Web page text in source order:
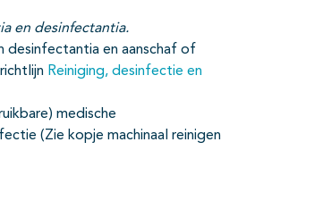
en desinfectantia.
desinfectantia en aanschaf of
Reiniging, desinfectie en
medische
(Zie kopje machinaal reinigen